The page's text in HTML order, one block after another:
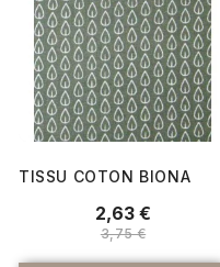
TISSU COTON BIONA
2,63 €
3,75 €